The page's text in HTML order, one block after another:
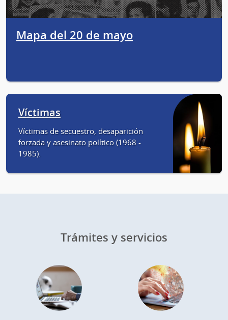
Mapa del 20 de mayo
Víctimas
Víctimas de secuestro, desaparición
forzada y asesinato político (1968 -
1985).
Trámites y servicios